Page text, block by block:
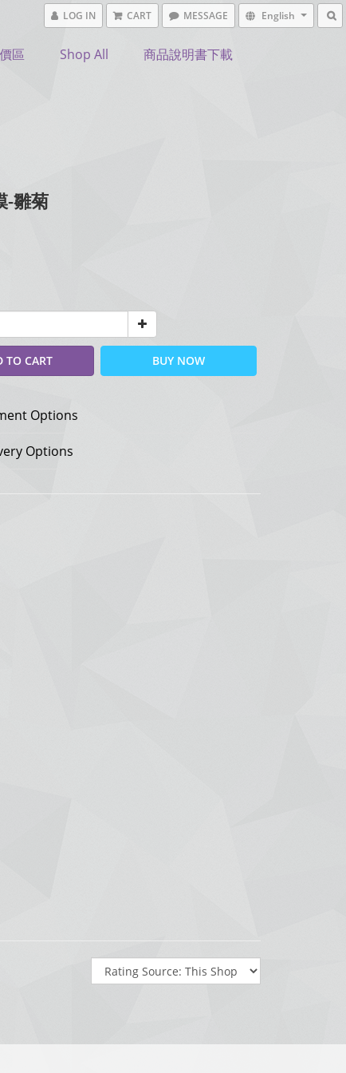
LOG IN CART MESSAGE English
區 Shop All 商品說明書下載
-雛菊
TO CART BUY NOW
Options
Options